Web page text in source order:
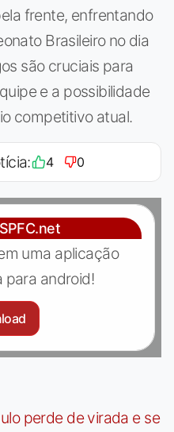
frente, enfrentando
Brasileiro no dia
são cruciais para
e a possibilidade
competitivo atual.
4 0
uma aplicação
para android!
perde de virada e se